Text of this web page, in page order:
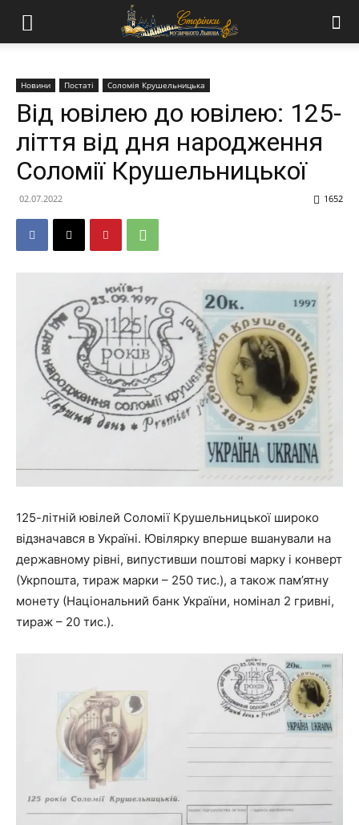
Новини Постаті Соломія Крушельницька
Від ювілею до ювілею: 125-
ліття від дня народження
Соломії Крушельницької
02.07.2022 1652
125-літній ювілей Соломії Крушельницької широко
відзначався в Україні. Ювілярку вперше вшанували на
державному рівні, випустивши поштові марку і конверт
(Укрпошта, тираж марки – 250 тис.), а також пам’ятну
монету (Національний банк України, номінал 2 гривні,
тираж – 20 тис.).